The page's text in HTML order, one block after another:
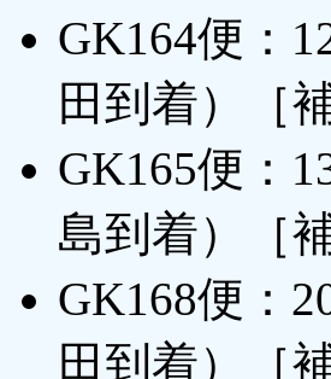
GK164便：
田到着）［
GK165便：
島到着）［
GK168便：
田到着）［